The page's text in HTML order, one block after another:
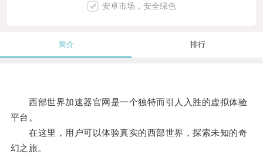
安卓市场，安全绿色
简介 排行
西部世界加速器官网是一个独特而引人入胜的虚拟体验
平台。
在这里，用户可以体验真实的西部世界，探索未知的奇
幻之旅。